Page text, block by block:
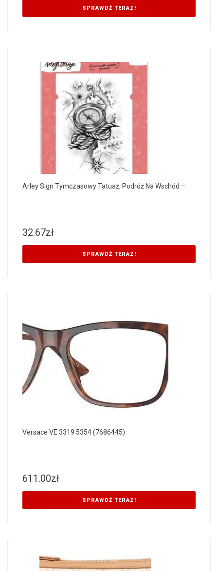
SPRAWDŹ TERAZ!
Arley Sign Tymczasowy Tatuaż, Podróż Na Wschód –
32.67zł
SPRAWDŹ TERAZ!
Versace VE 3319 5354 (7686445)
611.00zł
SPRAWDŹ TERAZ!